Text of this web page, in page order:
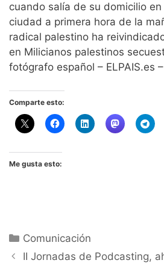
cuando salía de su domicilio
ciudad a primera hora de la
radical palestino ha
en Milicianos palestinos
fotógrafo español – ELPAIS.es
Comparte esto:
Me gusta esto:
Categorías
Comunicación
II Jornadas de Podcasting,